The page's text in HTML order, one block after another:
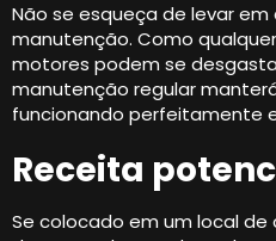
Não se esqueça de levar
manutenção. Como
motores podem se
manutenção regular
funcionando perfeitamente
Receita
Se colocado em um local